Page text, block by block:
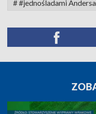
# #jednośladami Andersa